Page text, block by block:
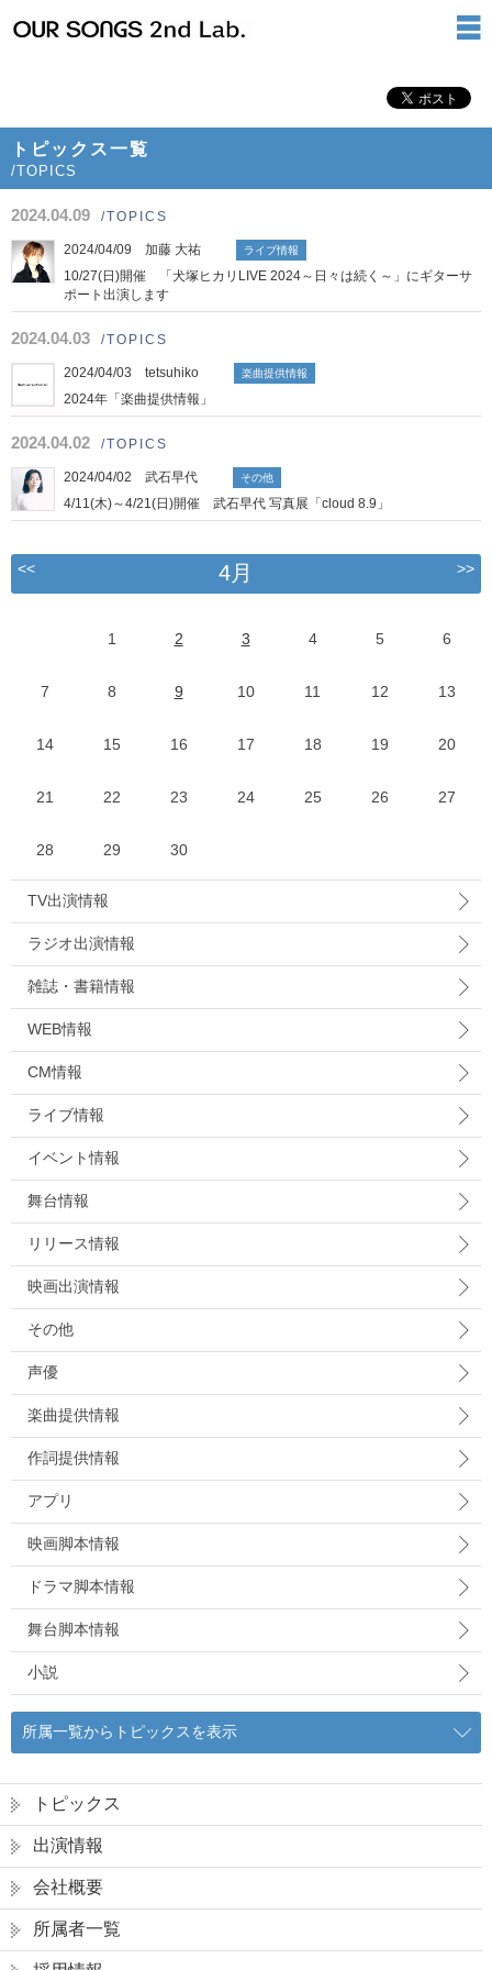
トピックス一覧
/TOPICS
2024.04.09 /TOPICS
2024/04/09 加藤 大祐 ライブ情報
10/27(日)開催 「犬塚ヒカリLIVE 2024～日々は続く～」にギターサ
ポート出演します
2024.04.03 /TOPICS
2024/04/03 tetsuhiko 楽曲提供情報
2024年「楽曲提供情報」
2024.04.02 /TOPICS
2024/04/02 武石早代 その他
4/11(木)～4/21(日)開催 武石早代 写真展「cloud 8.9」
<< 4月 >>
1 2 3 4 5 6
7 8 9 10 11 12 13
14 15 16 17 18 19 20
21 22 23 24 25 26 27
28 29 30
TV出演情報
ラジオ出演情報
雑誌・書籍情報
WEB情報
CM情報
ライブ情報
イベント情報
舞台情報
リリース情報
映画出演情報
その他
声優
楽曲提供情報
作詞提供情報
アプリ
映画脚本情報
ドラマ脚本情報
舞台脚本情報
小説
所属一覧からトピックスを表示
トピックス
出演情報
会社概要
所属者一覧